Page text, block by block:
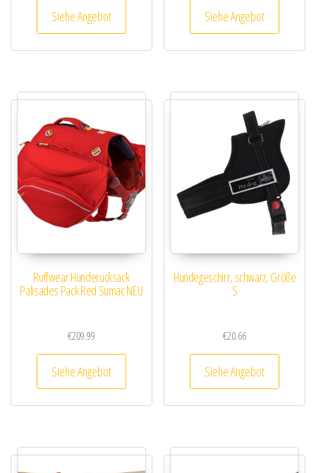
Siehe Angebot Siehe Angebot
Ruffwear Hunderucksack
Palisades Pack Red Sumac NEU
€209.99
Siehe Angebot
Hundegeschirr, schwarz, Größe
S
€20.66
Siehe Angebot